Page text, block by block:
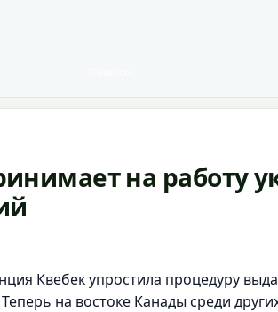
на работу
Квебек упростила процедуру
на востоке Канады среди